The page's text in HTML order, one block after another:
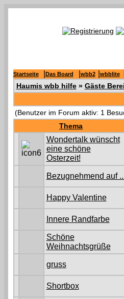
Startseite Das Board wbb2 wbblite
Haumis wbb hilfe» Gäste
(Benutzer im Forum aktiv: 1
Thema
Wondertalk wünscht
eine schöne
Osterzeit!
Bezugnehmend auf
Happy Valentine
Innere Randfarbe
Schöne
Weihnachtsgrüße
gruss
Shortbox